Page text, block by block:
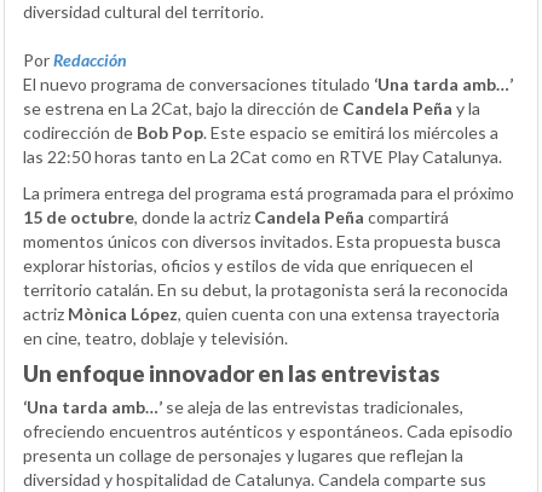
diversidad cultural del territorio.
PorRedacción
El nuevo programa de conversaciones titulado ‘Una tarda amb…’
se estrena en La 2Cat, bajo la dirección de Candela Peña y la
codirección de Bob Pop. Este espacio se emitirá los miércoles a
las 22:50 horas tanto en La 2Cat como en RTVE Play Catalunya.
La primera entrega del programa está programada para el próximo
15 de octubre, donde la actriz Candela Peña compartirá
momentos únicos con diversos invitados. Esta propuesta busca
explorar historias, oficios y estilos de vida que enriquecen el
territorio catalán. En su debut, la protagonista será la reconocida
actriz Mònica López, quien cuenta con una extensa trayectoria
en cine, teatro, doblaje y televisión.
Un enfoque innovador en las entrevistas
‘Una tarda amb…’ se aleja de las entrevistas tradicionales,
ofreciendo encuentros auténticos y espontáneos. Cada episodio
presenta un collage de personajes y lugares que reflejan la
diversidad y hospitalidad de Catalunya. Candela comparte sus